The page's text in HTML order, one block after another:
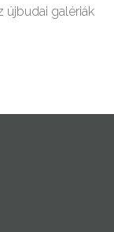
újbudai galériák